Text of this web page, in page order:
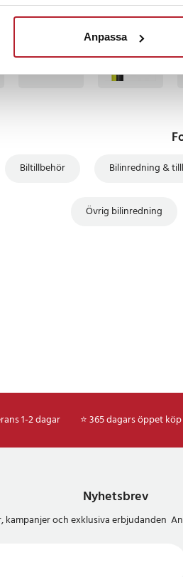
Anpassa
BÄSTSÄLJARE
Biltillbehör Bilinredning &
Övrig bilinredning
1-2 dagar ⭐ 365 dagars öppet köp
Nyhetsbrev
kampanjer och exklusiva erbjudanden